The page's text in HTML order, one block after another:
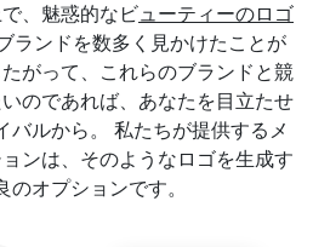
、魅惑的なビ ューティーのロゴ
ランドを数多く見かけたことが
がって、これらのブランドと競
のであれば、あなたを目立たせ
バルから。 私たちが提供するメ
ンは、そのようなロゴを生成す
のオプションです。